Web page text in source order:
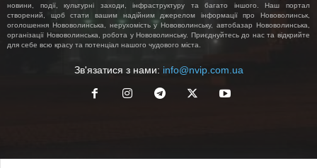
новини, події, культурні заходи, інфраструктуру та багато іншого. Наш портал
створений, щоб стати вашим надійним джерелом інформації про Нововолинськ,
оголошення Нововолинська, нерухомість у Нововолинську, автобазар Нововолинська,
організації Нововолинська, робота у Нововолинську. Приєднуйтесь до нас та відкрийте
для себе всю красу та потенціал нашого чудового міста.
Зв'язатися з нами: info@nvip.com.ua